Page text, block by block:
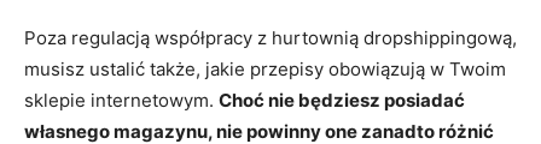
Poza regulacją współpracy z hurtownią dropshippingową,
musisz ustalić także, jakie przepisy obowiązują w Twoim
sklepie internetowym. Choć nie będziesz posiadać
własnego magazynu, nie powinny one zanadto różnić